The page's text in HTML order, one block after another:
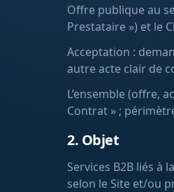
Offre publique au
Prestataire ») et le
Acceptation :
autre acte clair de
L’ensemble (offre,
Contrat » ;
2. Objet
Services B2B liés à
selon le Site et/ou